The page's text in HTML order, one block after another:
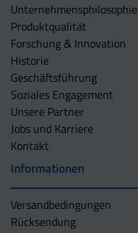
Unternehmens­philosophie
Produktqualität
Forschung & Innovation
Historie
Geschäftsführung
Soziales Engagement
Unsere Partner
Jobs und Karriere
Kontakt
Informationen
Versandbedingungen
Rücksendung